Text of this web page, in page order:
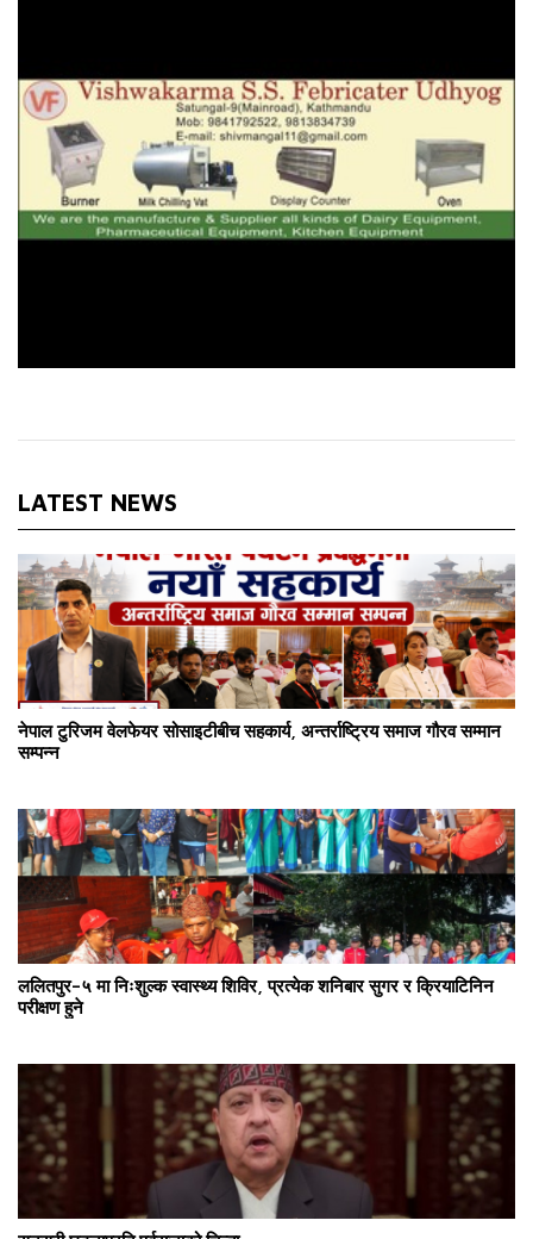
LATEST NEWS
नेपाल टुरिजम वेलफेयर सोसाइटीबीच सहकार्य, अन्तर्राष्ट्रिय समाज गौरव सम्मान
सम्पन्न
ललितपुर–५ मा निःशुल्क स्वास्थ्य शिविर, प्रत्येक शनिबार सुगर र क्रियाटिनिन
परीक्षण हुने